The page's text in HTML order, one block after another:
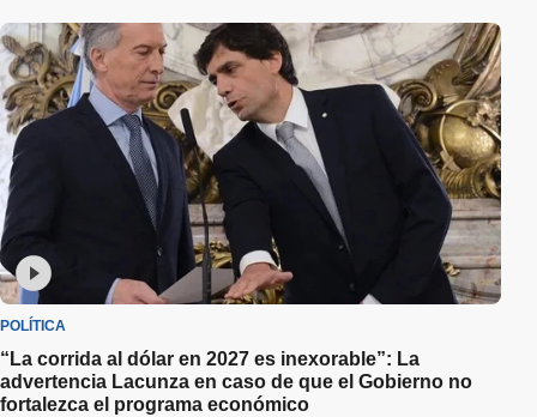
POLÍTICA
“La corrida al dólar en 2027 es inexorable”: La
advertencia Lacunza en caso de que el Gobierno no
fortalezca el programa económico